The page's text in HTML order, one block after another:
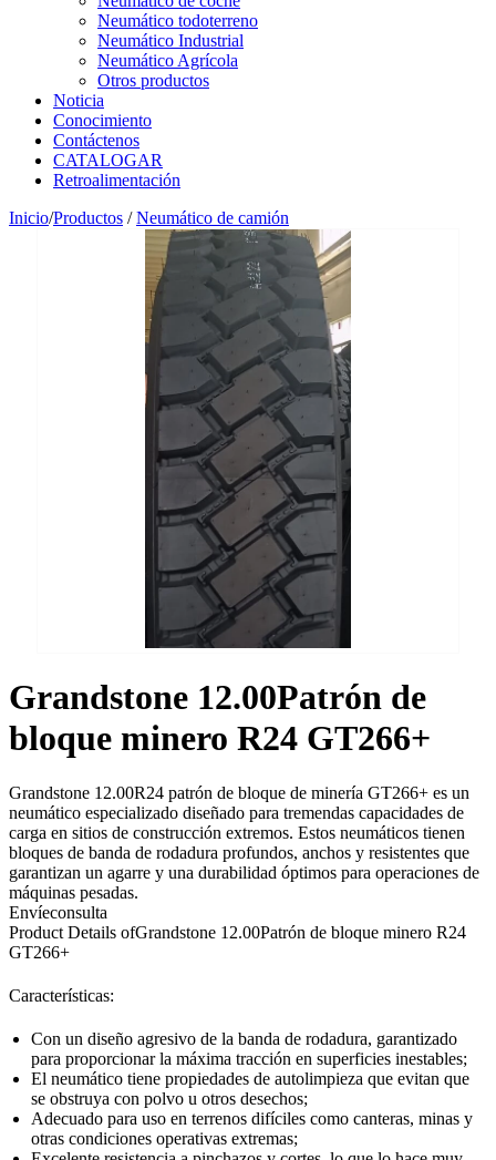
Neumático todoterreno
Neumático Industrial
Neumático Agrícola
Otros productos
Noticia
Conocimiento
Contáctenos
CATALOGAR
Retroalimentación
Inicio/Productos / Neumático de camión
Grandstone 12.00Patrón de
bloque minero R24 GT266+
Grandstone 12.00R24 patrón de bloque de minería GT266+ es un
neumático especializado diseñado para tremendas capacidades de
carga en sitios de construcción extremos. Estos neumáticos tienen
bloques de banda de rodadura profundos, anchos y resistentes que
garantizan un agarre y una durabilidad óptimos para operaciones de
máquinas pesadas.
Envíeconsulta
Product Details ofGrandstone 12.00Patrón de bloque minero R24
GT266+
Características:
Con un diseño agresivo de la banda de rodadura, garantizado
para proporcionar la máxima tracción en superficies inestables;
El neumático tiene propiedades de autolimpieza que evitan que
se obstruya con polvo u otros desechos;
Adecuado para uso en terrenos difíciles como canteras, minas y
otras condiciones operativas extremas;